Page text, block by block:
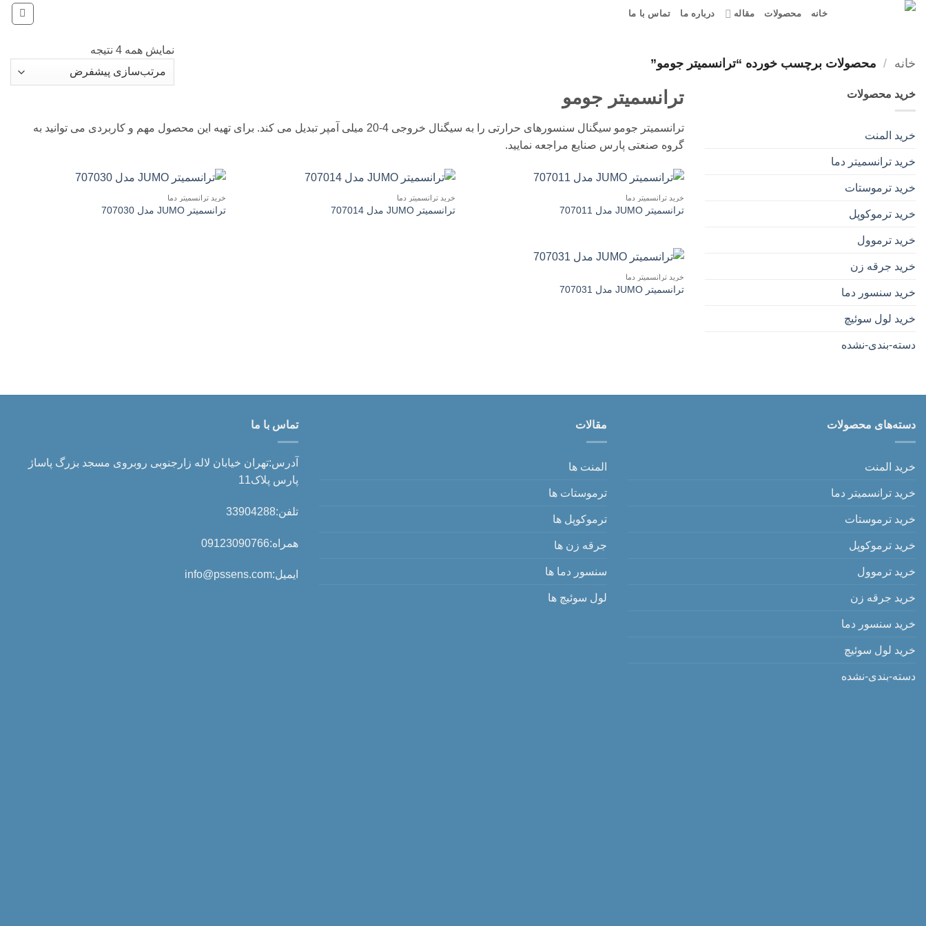
Skip
خانه محصولات مقاله درباره ما تماس با ما
خانه / محصولات برچسب خورده “ترانسمیتر جومو”
نمایش همه 4 نتیجه
خرید محصولات
خرید المنت
خرید ترانسمیتر دما
خرید ترموستات
خرید ترموکوپل
خرید ترموول
خرید جرقه زن
خرید سنسور دما
خرید لول سوئیچ
دسته-بندی-نشده
ترانسمیتر جومو
ترانسمیتر جومو سیگنال سنسورهای حرارتی را به سیگنال خروجی 4-20 میلی آمپر تبدیل می کند. برای تهیه این محصول مهم و کاربردی می توانید به
گروه صنعتی پارس صنایع مراجعه نمایید.
خرید ترانسمیتر دما
ترانسمیتر JUMO مدل 707011
خرید ترانسمیتر دما
ترانسمیتر JUMO مدل 707014
خرید ترانسمیتر دما
ترانسمیتر JUMO مدل 707030
خرید ترانسمیتر دما
ترانسمیتر JUMO مدل 707031
دسته‌های محصولات
خرید المنت
خرید ترانسمیتر دما
خرید ترموستات
خرید ترموکوپل
خرید ترموول
خرید جرقه زن
خرید سنسور دما
خرید لول سوئیچ
دسته-بندی-نشده
مقالات
المنت ها
ترموستات ها
ترموکوپل ها
جرقه زن ها
سنسور دما ها
لول سوئیچ ها
تماس با ما
آدرس:تهران خیابان لاله زارجنوبی روبروی مسجد بزرگ پاساژ
پارس پلاک11
تلفن:33904288
همراه:09123090766
ایمیل:info@pssens.com